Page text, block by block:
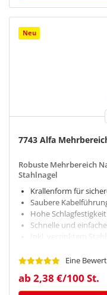
Neu
7743 Alfa
Robuste Mehrbereich
Stahlnagel
Krallenform für
Saubere
Hohe Schlagfestigkeit
Schnelle und
Inkl. verzinktem
Eine
ab 2,38 €/100 St.